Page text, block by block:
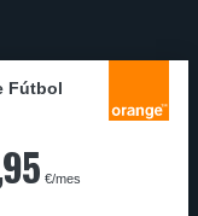
Fútbol
€/mes